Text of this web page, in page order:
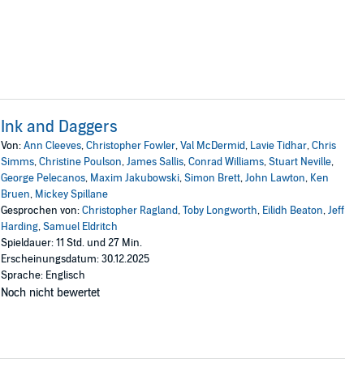
Ink and Daggers
Von:Ann Cleeves,Christopher Fowler,Val McDermid, Lavie Tidhar,Chris
Simms,Christine Poulson,James Sallis,Conrad Williams,Stuart Neville,
George Pelecanos, Maxim Jakubowski,Simon Brett,John Lawton, Ken
Bruen, Mickey Spillane
Gesprochen von:Christopher Ragland,Toby Longworth, Eilidh Beaton,Jeff
Harding,Samuel Eldritch
Spieldauer: 11 Std. und 27 Min.
Erscheinungsdatum: 30.12.2025
Sprache: Englisch
Noch nicht bewertet